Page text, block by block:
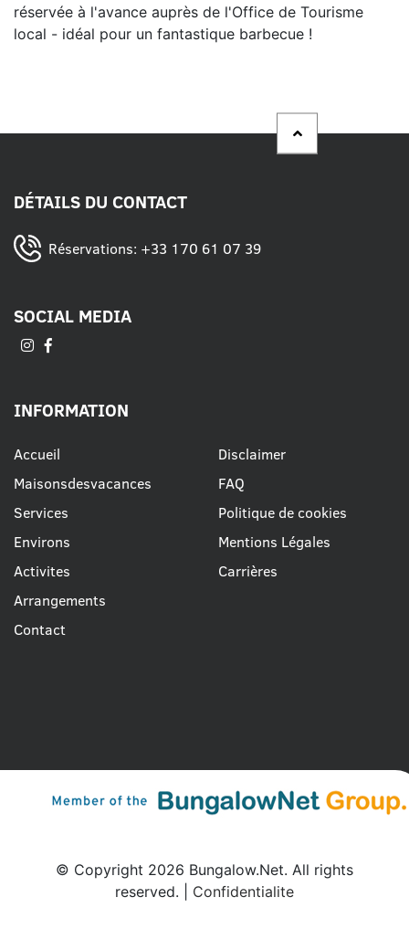
réservée à l'avance auprès de l'Office de Tourisme
local - idéal pour un fantastique barbecue !
DÉTAILS DU CONTACT
Réservations: +33 170 61 07 39
SOCIAL MEDIA
INFORMATION
Accueil
Maisonsdesvacances
Services
Environs
Activites
Arrangements
Contact
Disclaimer
FAQ
Politique de cookies
Mentions Légales
Carrières
© Copyright 2026 Bungalow.Net. All rights
reserved. | Confidentialite